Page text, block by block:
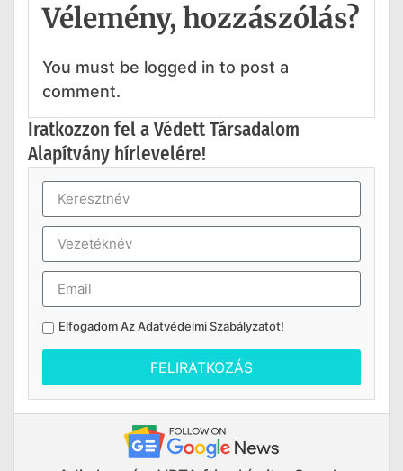
Vélemény, hozzászólás?
You must be logged in to post a
comment.
Iratkozzon fel a Védett Társadalom
Alapítvány hírlevelére!
Elfogadom AzAdatvédelmi Szabályzatot!
FELIRATKOZÁS